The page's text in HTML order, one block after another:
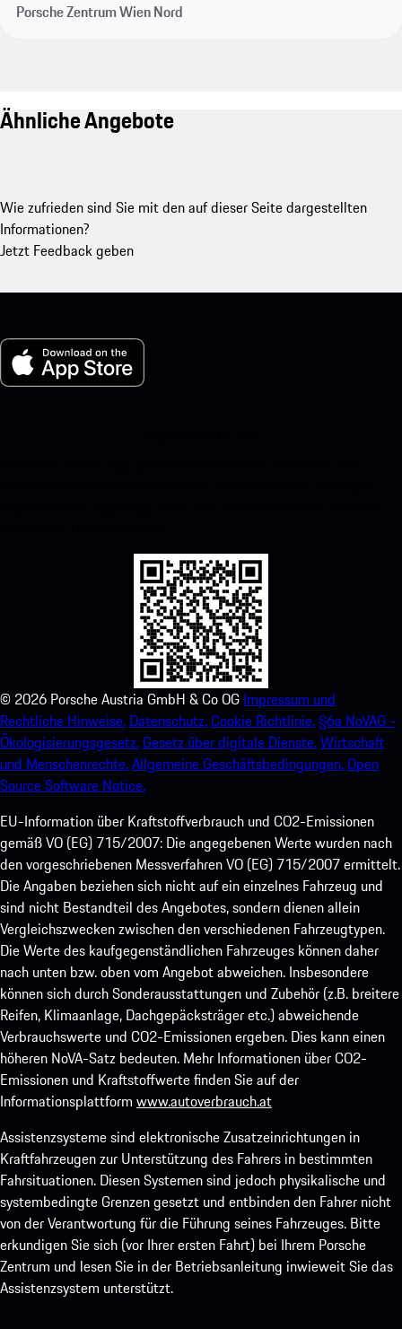
Porsche Zentrum Wien Nord
Ähnliche Angebote
Wie zufrieden sind Sie mit den auf dieser Seite dargestellten
Informationen?
Jetzt Feedback geben
© 2026 Porsche Austria GmbH & Co OG Impressum und
Rechtliche Hinweise. Datenschutz.Cookie Richtlinie.§6a NoVAG -
Ökologisierungsgesetz.Gesetz über digitale Dienste.Wirtschaft
und Menschenrechte.Allgemeine Geschäftsbedingungen.Open
Source Software Notice.
EU-Information über Kraftstoffverbrauch und CO2-Emissionen
gemäß VO (EG) 715/2007: Die angegebenen Werte wurden nach
den vorgeschriebenen Messverfahren VO (EG) 715/2007 ermittelt.
Die Angaben beziehen sich nicht auf ein einzelnes Fahrzeug und
sind nicht Bestandteil des Angebotes, sondern dienen allein
Vergleichszwecken zwischen den verschiedenen Fahrzeugtypen.
Die Werte des kaufgegenständlichen Fahrzeuges können daher
nach unten bzw. oben vom Angebot abweichen. Insbesondere
können sich durch Sonderausstattungen und Zubehör (z.B. breitere
Reifen, Klimaanlage, Dachgepäcksträger etc.) abweichende
Verbrauchswerte und CO2-Emissionen ergeben. Dies kann einen
höheren NoVA-Satz bedeuten. Mehr Informationen über CO2-
Emissionen und Kraftstoffwerte finden Sie auf der
Informationsplattform www.autoverbrauch.at
Assistenzsysteme sind elektronische Zusatzeinrichtungen in
Kraftfahrzeugen zur Unterstützung des Fahrers in bestimmten
Fahrsituationen. Diesen Systemen sind jedoch physikalische und
systembedingte Grenzen gesetzt und entbinden den Fahrer nicht
von der Verantwortung für die Führung seines Fahrzeuges. Bitte
erkundigen Sie sich (vor Ihrer ersten Fahrt) bei Ihrem Porsche
Zentrum und lesen Sie in der Betriebsanleitung inwieweit Sie das
Assistenzsystem unterstützt.